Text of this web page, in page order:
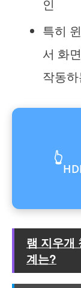
인
특히
서 화
작동
👆
램 지우개
계는?